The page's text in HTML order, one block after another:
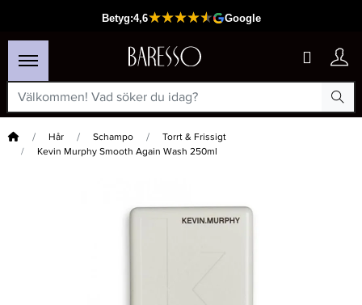
Hem Hår Schampo
Torrt & Frissigt
Kevin Murphy Smooth Again Wash 250ml